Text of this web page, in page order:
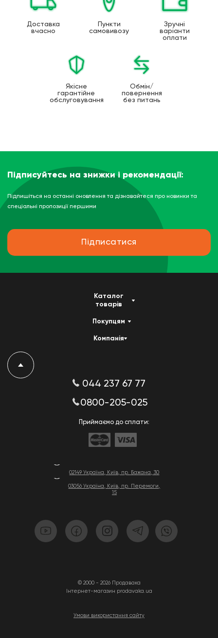
Доставка
вчасно
Пункти
самовивозу
Зручні
варіанти
оплати
Якісне
гарантійне
обслуговування
Обмін/
повернення
без питань
Підписуйтесь на знижки і рекомендації:
Підпишіться на останні оновлення та дізнавайтеся про новинки та
спеціальні пропозиції першими
Підписатися
02149 Україна, Київ, пр. Бажана, 30
03056 Україна, Київ, пр. Перемоги,
15
© 2000 - 2026 Продавака
Інтернет-магазин prodavaka.ua
Умови використання сайту
Каталог
товарів
Покупцям
Компанія
044 237 67 77
0800-205-025
Приймаємо до сплати: